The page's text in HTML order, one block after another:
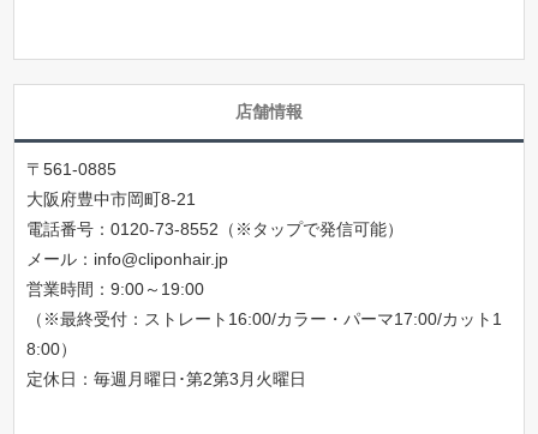
店舗情報
〒561-0885
大阪府豊中市岡町8-21
電話番号：0120-73-8552（※タップで発信可能）
メール： info@cliponhair.jp
営業時間：9:00～19:00
（※最終受付：ストレート16:00/カラー・パーマ17:00/カット1
8:00）
定休日：毎週月曜日･第2第3月火曜日